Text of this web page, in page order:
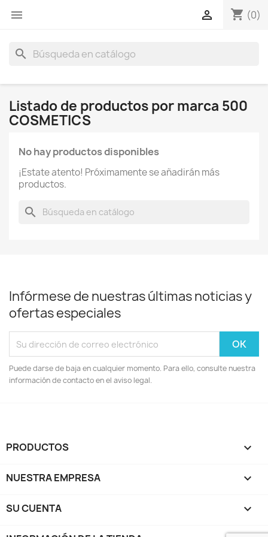
 shopping_cart (0)

search
Listado de productos por marca 500
COSMETICS
No hay productos disponibles
¡Estate atento! Próximamente se añadirán más
productos.
search
Infórmese de nuestras últimas noticias y
ofertas especiales
Puede darse de baja en cualquier momento. Para ello, consulte nuestra
información de contacto en el aviso legal.
PRODUCTOS 
NUESTRA EMPRESA 
SU CUENTA 